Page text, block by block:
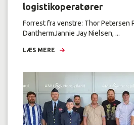
logistikoperatører
Forrest fra venstre: Thor Petersen
DanthermJannie Jay Nielsen, ...
LÆS MERE